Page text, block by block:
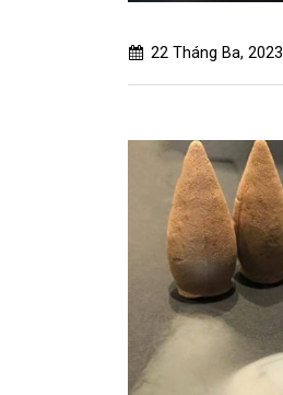
22 Tháng Ba, 2023